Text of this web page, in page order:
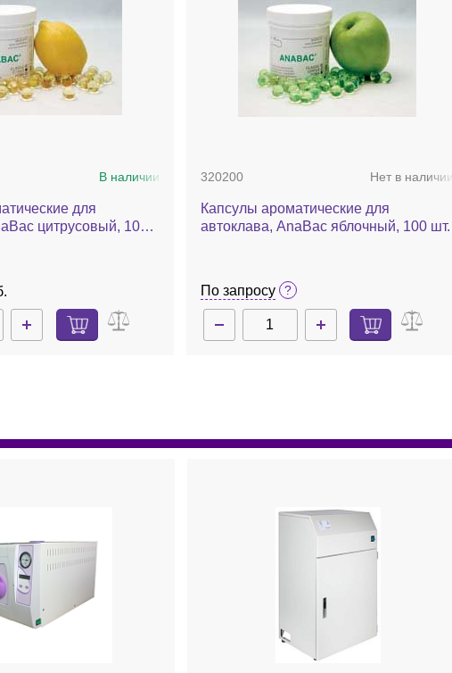
В наличии
для
цитрусовый, 100
320200 Нет в наличии
Капсулы ароматические для
автоклава, AnaBac яблочный, 100 шт.
По запросу
Нет в наличии
Корзина для вертикальных